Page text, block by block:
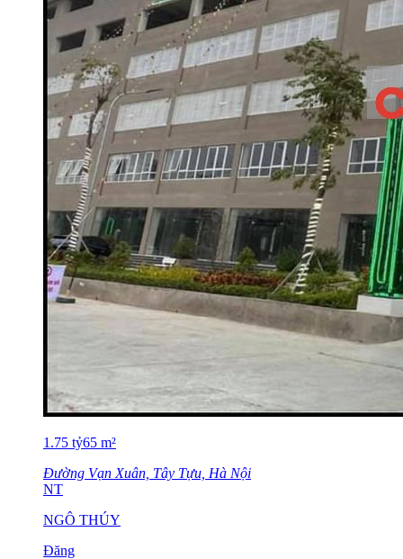
1.75 tỷ65 m²
Đường Vạn Xuân, Tây Tựu, Hà Nội
NT
NGÔ THÚY
Đăng